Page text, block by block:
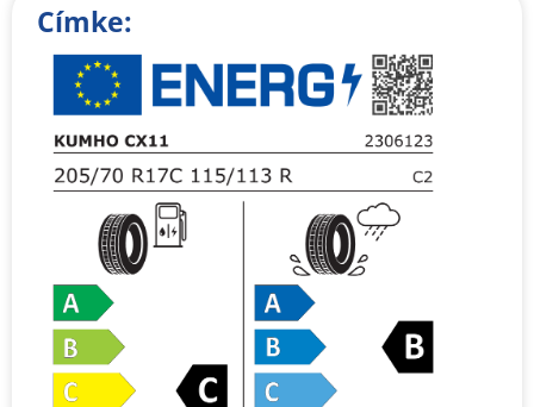
Címke: